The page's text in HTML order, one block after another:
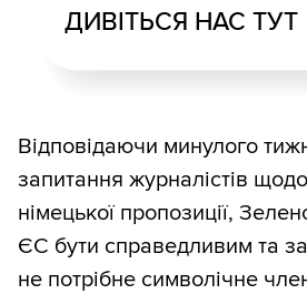
ДИВІТЬСЯ НАС ТУТ
Відповідаючи минулого
запитання журналістів
німецької пропозиції,
ЄС бути справедливим та
не потрібне символічне